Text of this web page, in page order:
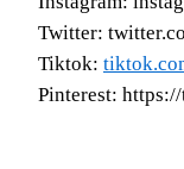
Twitter:
Tiktok:
Pinterest: